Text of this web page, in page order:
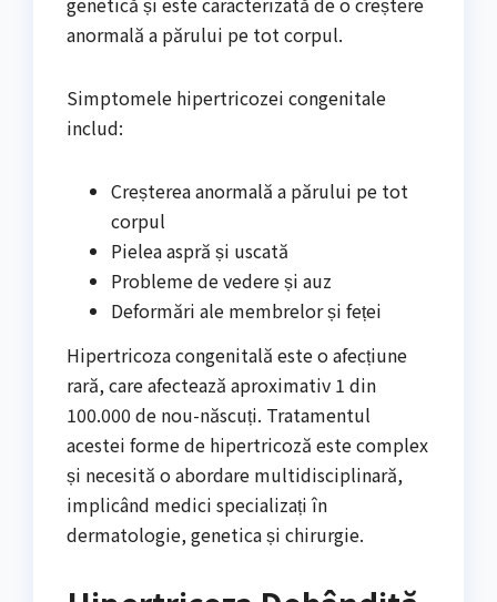
anormală a părului pe tot corpul.
Simptomele hipertricozei congenitale
includ:
Creșterea anormală a părului pe tot
corpul
Pielea aspră și uscată
Probleme de vedere și auz
Deformări ale membrelor și feței
Hipertricoza congenitală este o afecțiune
rară, care afectează aproximativ 1 din
100.000 de nou-născuți. Tratamentul
acestei forme de hipertricoză este complex
și necesită o abordare multidisciplinară,
implicând medici specializați în
dermatologie, genetica și chirurgie.